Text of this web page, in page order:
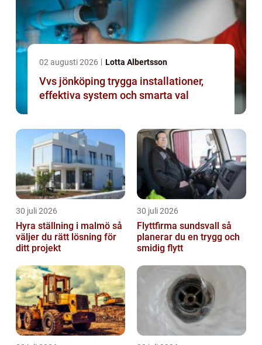
02 augusti 2026 Lotta Albertsson
Vvs jönköping trygga installationer,
effektiva system och smarta val
30 juli 2026
Hyra ställning i malmö så
väljer du rätt lösning för
ditt projekt
30 juli 2026
Flyttfirma sundsvall så
planerar du en trygg och
smidig flytt